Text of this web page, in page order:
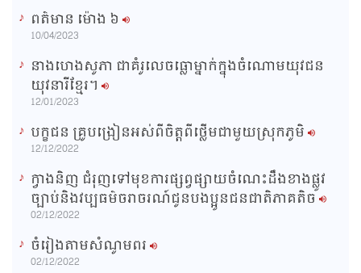
ពត៌មាន ម៉ោង​ ៦
10/04/2023
នាងហេងសូភា ជាគំរូលេចធ្លោម្នាក់ក្នុងចំណោមយុវជន
យុវនារីខ្មែរ។
12/01/2023
បក្ខជន គ្រូបង្រៀនអស់ពីចិត្តពីថ្លើមជាមួយស្រុកភូមិ
12/12/2022
ក្វាងនិញ ជំរុញទៅមុខការផ្សព្វផ្សាយចំណេះដឹងខាងផ្លូវ
ច្បាប់និងវប្បធម៌ចរាចរណ៍ជូនបងប្អូនជនជាតិភាគតិច
02/12/2022
ចំរៀងតាមសំណូមពរ
02/12/2022